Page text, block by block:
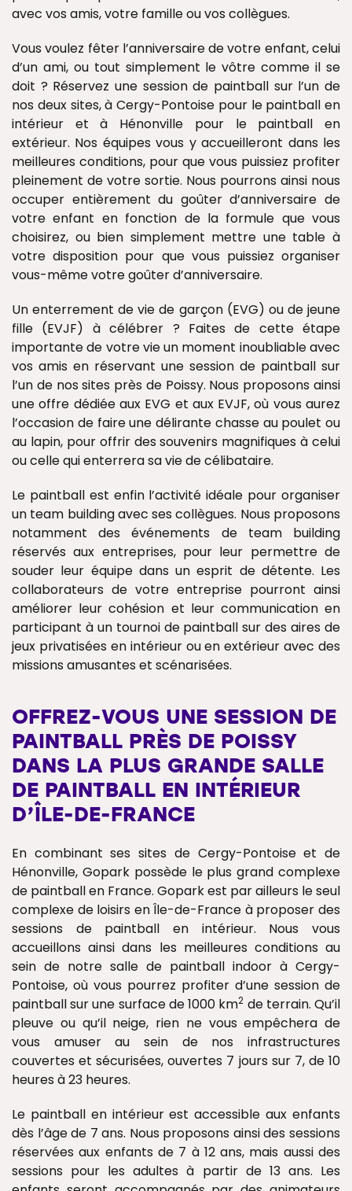
avec vos amis, votre famille ou vos collègues.
Vous voulez fêter l’anniversaire de votre enfant, celui
d’un ami, ou tout simplement le vôtre comme il se
doit ? Réservez une session de paintball sur l’un de
nos deux sites, à Cergy-Pontoise pour le paintball en
intérieur et à Hénonville pour le paintball en
extérieur. Nos équipes vous y accueilleront dans les
meilleures conditions, pour que vous puissiez profiter
pleinement de votre sortie. Nous pourrons ainsi nous
occuper entièrement du goûter d’anniversaire de
votre enfant en fonction de la formule que vous
choisirez, ou bien simplement mettre une table à
votre disposition pour que vous puissiez organiser
vous-même votre goûter d’anniversaire.
Un enterrement de vie de garçon (EVG) ou de jeune
fille (EVJF) à célébrer ? Faites de cette étape
importante de votre vie un moment inoubliable avec
vos amis en réservant une session de paintball sur
l’un de nos sites près de Poissy. Nous proposons ainsi
une offre dédiée aux EVG et aux EVJF, où vous aurez
l’occasion de faire une délirante chasse au poulet ou
au lapin, pour offrir des souvenirs magnifiques à celui
ou celle qui enterrera sa vie de célibataire.
Le paintball est enfin l’activité idéale pour organiser
un team building avec ses collègues. Nous proposons
notamment des événements de team building
réservés aux entreprises, pour leur permettre de
souder leur équipe dans un esprit de détente. Les
collaborateurs de votre entreprise pourront ainsi
améliorer leur cohésion et leur communication en
participant à un tournoi de paintball sur des aires de
jeux privatisées en intérieur ou en extérieur avec des
missions amusantes et scénarisées.
OFFREZ-VOUS UNE SESSION DE
PAINTBALL PRÈS DE POISSY
DANS LA PLUS GRANDE SALLE
DE PAINTBALL EN INTÉRIEUR
D’ÎLE-DE-FRANCE
En combinant ses sites de Cergy-Pontoise et de
Hénonville, Gopark possède le plus grand complexe
de paintball en France. Gopark est par ailleurs le seul
complexe de loisirs en Île-de-France à proposer des
sessions de paintball en intérieur. Nous vous
accueillons ainsi dans les meilleures conditions au
sein de notre salle de paintball indoor à Cergy-
Pontoise, où vous pourrez profiter d’une session de
paintball sur une surface de 1000 km2 de terrain. Qu’il
pleuve ou qu’il neige, rien ne vous empêchera de
vous amuser au sein de nos infrastructures
couvertes et sécurisées, ouvertes 7 jours sur 7, de 10
heures à 23 heures.
Le paintball en intérieur est accessible aux enfants
dès l’âge de 7 ans. Nous proposons ainsi des sessions
réservées aux enfants de 7 à 12 ans, mais aussi des
sessions pour les adultes à partir de 13 ans. Les